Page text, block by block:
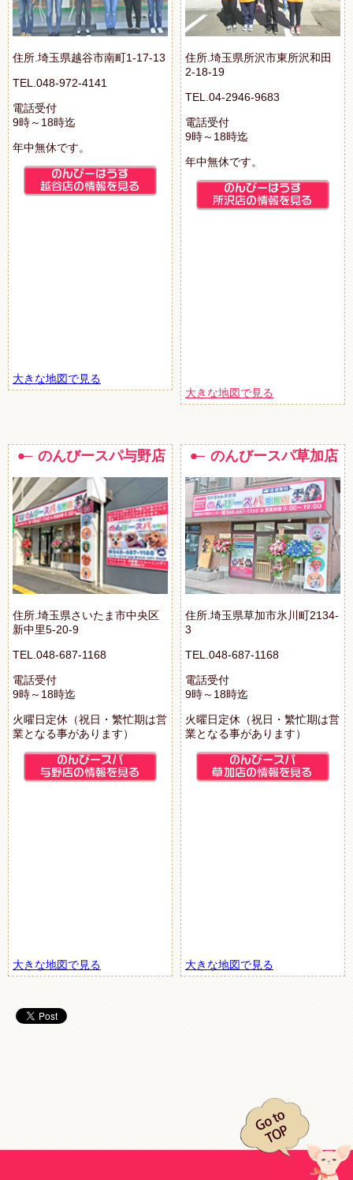
住所.埼玉県越谷市南町1-17-13
TEL.048-972-4141
電話受付
9時～18時迄
年中無休です。
大きな地図で見る
住所.埼玉県所沢市東所沢和田
2-18-19
TEL.04-2946-9683
電話受付
9時～18時迄
年中無休です。
大きな地図で見る
のんびースパ与野店
住所.埼玉県さいたま市中央区
新中里5-20-9
TEL.048-687-1168
電話受付
9時～18時迄
火曜日定休（祝日・繁忙期は営
業となる事があります）
大きな地図で見る
のんびースパ草加店
住所.埼玉県草加市氷川町2134-
3
TEL.048-687-1168
電話受付
9時～18時迄
火曜日定休（祝日・繁忙期は営
業となる事があります）
大きな地図で見る